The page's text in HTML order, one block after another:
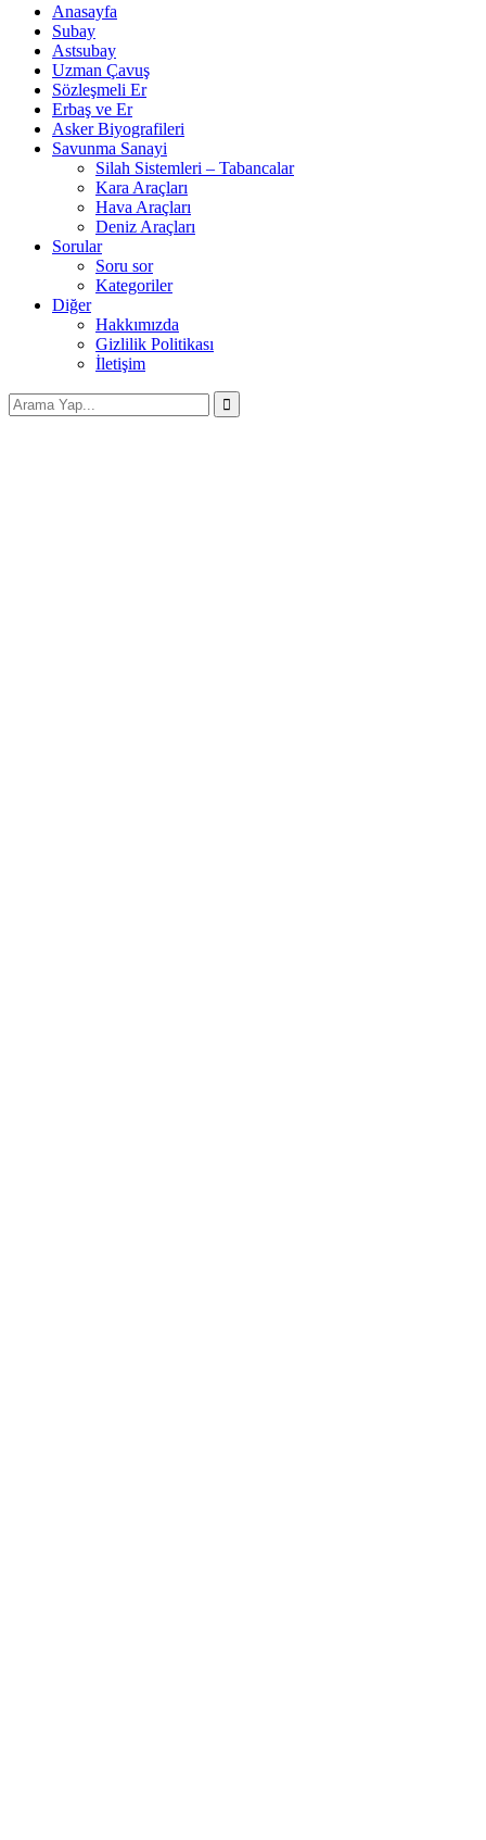
Anasayfa
Subay
Astsubay
Uzman Çavuş
Sözleşmeli Er
Erbaş ve Er
Asker Biyografileri
Savunma Sanayi
Silah Sistemleri – Tabancalar
Kara Araçları
Hava Araçları
Deniz Araçları
Sorular
Soru sor
Kategoriler
Diğer
Hakkımızda
Gizlilik Politikası
İletişim